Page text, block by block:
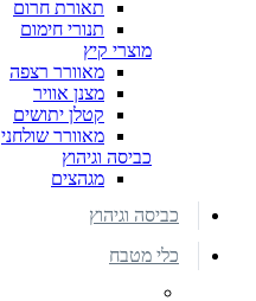
תאורת חרום
תנורי חימום
מוצרי קיץ
מאוורר רצפה
מצנן אוויר
קטלן יתושים
מאוורר שולחני
כביסה וגיהוץ
מגהצים
כביסה וגיהוץ
כלי מטבח